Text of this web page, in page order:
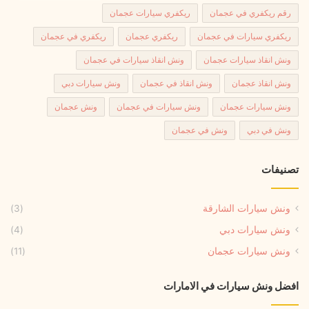
رقم ريكفري في عجمان ريكفري سيارات عجمان
ريكفري سيارات في عجمان ريكفري عجمان ريكفري في عجمان
ونش انقاذ سيارات عجمان ونش انقاذ سيارات في عجمان
ونش انقاذ عجمان ونش انقاذ في عجمان ونش سيارات دبي
ونش سيارات عجمان ونش سيارات في عجمان ونش عجمان
ونش في دبي ونش في عجمان
تصنيفات
ونش سيارات الشارقة
(3)
ونش سيارات دبي
(4)
ونش سيارات عجمان
(11)
افضل ونش سيارات في الامارات